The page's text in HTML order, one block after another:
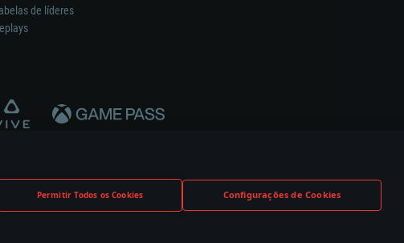
Permitir Todos os Cookies Configurações de Cookies
de líderes
construtor.